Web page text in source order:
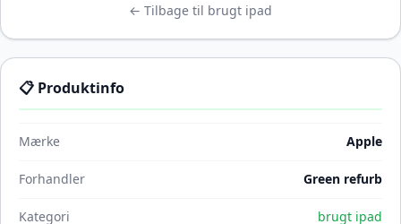
← Tilbage til brugt ipad
📋 Produktinfo
Mærke Apple
Forhandler Green refurb
Kategori brugt ipad